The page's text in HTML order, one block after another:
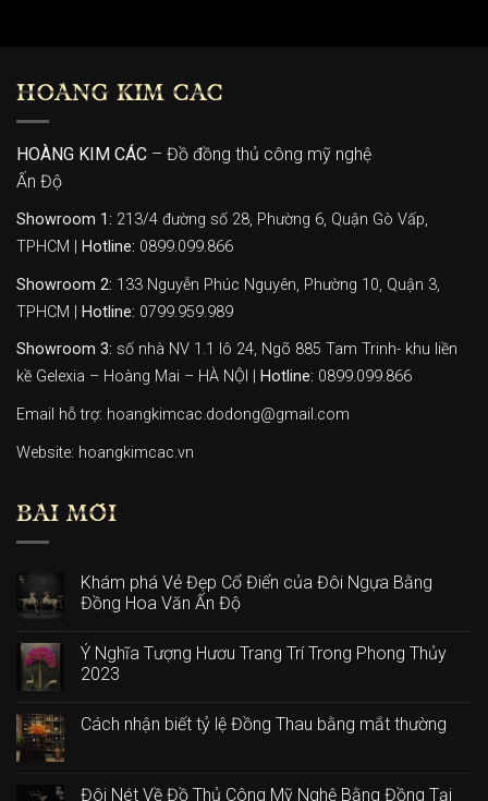
HOÀNG KIM CÁC
HOÀNG KIM CÁC – Đồ đồng thủ công mỹ nghệ
Ấn Độ
Showroom 1: 213/4 đường số 28, Phường 6, Quận Gò Vấp,
TPHCM |
Hotline: 0899.099.866
Showroom 2: 133 Nguyễn Phúc Nguyên, Phường 10, Quận 3,
TPHCM |
Hotline: 0799.959.989
Showroom 3: số nhà NV 1.1 lô 24, Ngõ 885 Tam Trinh- khu liền
kề Gelexia – Hoàng Mai – HÀ NỘI |
Hotline: 0899.099.866
Email hỗ trợ: hoangkimcac.dodong@gmail.com
Website: hoangkimcac.vn
BÀI MỚI
Khám phá Vẻ Đẹp Cổ Điển của Đôi Ngựa Bằng
Đồng Hoa Văn Ấn Độ
Ý Nghĩa Tượng Hươu Trang Trí Trong Phong Thủy
2023
Cách nhận biết tỷ lệ Đồng Thau bằng mắt thường
Đôi Nét Về Đồ Thủ Công Mỹ Nghệ Bằng Đồng Tại